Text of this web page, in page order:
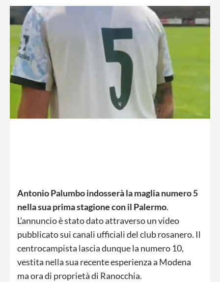
Antonio Palumbo indosserà la maglia numero 5
nella sua prima stagione con il Palermo.
L’annuncio è stato dato attraverso un video
pubblicato sui canali ufficiali del club rosanero. Il
centrocampista lascia dunque la numero 10,
vestita nella sua recente esperienza a Modena
ma ora di proprietà di Ranocchia.